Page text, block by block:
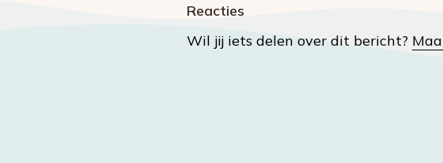
Reacties
Wil jij iets delen over dit bericht?